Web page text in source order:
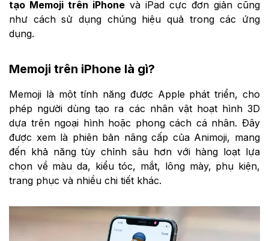
tạo Memoji trên iPhone và iPad cực đơn giản cũng
như cách sử dụng chúng hiệu quả trong các ứng
dụng.
Memoji trên iPhone là gì?
Memoji là một tính năng được Apple phát triển, cho
phép người dùng tạo ra các nhân vật hoạt hình 3D
dựa trên ngoại hình hoặc phong cách cá nhân. Đây
được xem là phiên bản nâng cấp của Animoji, mang
đến khả năng tùy chỉnh sâu hơn với hàng loạt lựa
chọn về màu da, kiểu tóc, mắt, lông mày, phụ kiện,
trang phục và nhiều chi tiết khác.